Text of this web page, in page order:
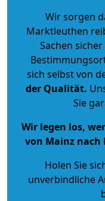
Wir sorgen
Marktleuthen
Sachen
sich selbst von
der Qualität.
Sie
Wir legen los,
von Mainz
Holen Sie
unverbindliche